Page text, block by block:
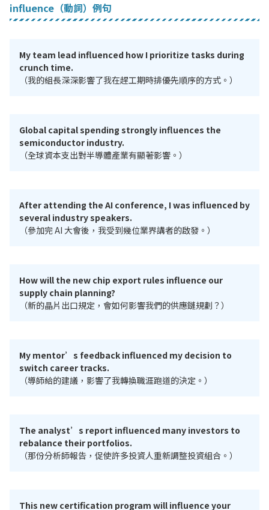
influence（動詞）例句
My team lead influenced how I prioritize tasks during
crunch time.
（我的組長深深影響了我在趕工期時排優先順序的方式。）
Global capital spending strongly influences the
semiconductor industry.
（全球資本支出對半導體產業有顯著影響。）
After attending the AI conference, I was influenced by
several industry speakers.
（參加完 AI 大會後，我受到幾位業界講者的啟發。）
How will the new chip export rules influence our
supply chain planning?
（新的晶片出口規定，會如何影響我們的供應鏈規劃？）
My mentor’s feedback influenced my decision to
switch career tracks.
（導師給的建議，影響了我轉換職涯跑道的決定。）
The analyst’s report influenced many investors to
rebalance their portfolios.
（那份分析師報告，促使許多投資人重新調整投資組合。）
This new certification program will influence your